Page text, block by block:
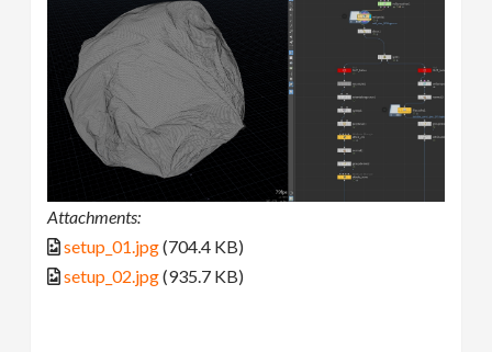
Attachments:
setup_01.jpg(704.4 KB)
setup_02.jpg(935.7 KB)